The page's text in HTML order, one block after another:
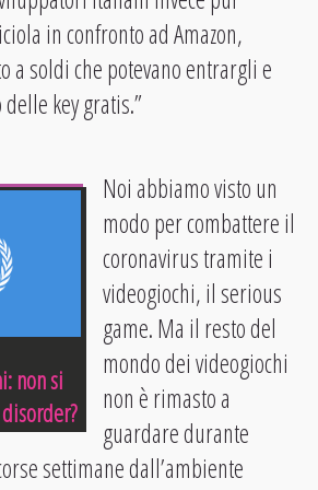
in confronto ad Amazon,
a soldi che potevano entrargli e
key gratis.”
non si
Noi abbiamo visto un
modo per combattere il
coronavirus tramite i
videogiochi, il serious
game. Ma il resto del
mondo dei videogiochi
non è rimasto a
guardare durante
settimane dall’ambiente